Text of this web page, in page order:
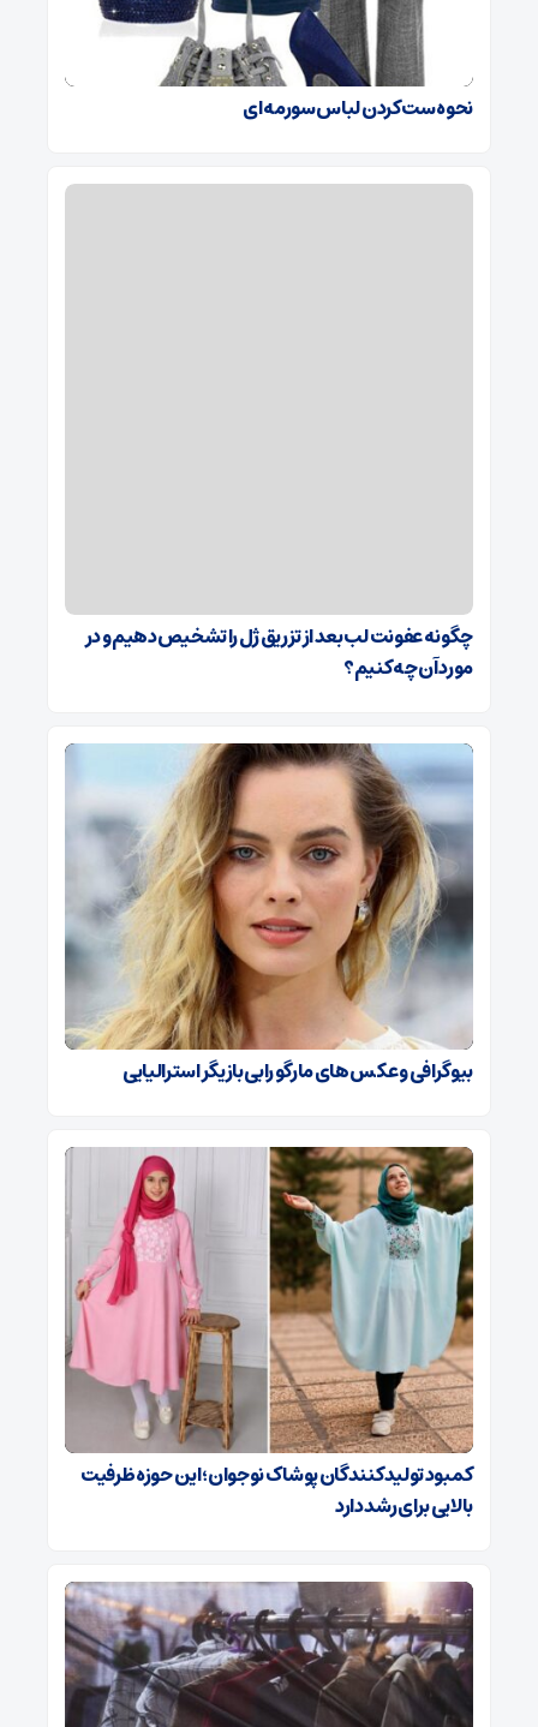
نحوه ست کردن لباس سورمه ای
چگونه عفونت لب بعد از تزریق ژل را تشخیص دهیم و در
مورد آن چه کنیم؟
بیوگرافی و عکس های مارگو رابی بازیگر استرالیایی
کمبود تولیدکنندگان پوشاک نوجوان؛ این حوزه ظرفیت
بالایی برای رشد دارد